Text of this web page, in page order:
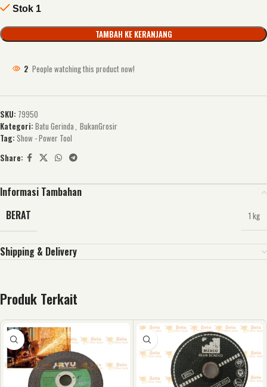
Stok 1
TAMBAH KE KERANJANG
2 People watching this product now!
SKU: 79950
Kategori: Batu Gerinda, BukanGrosir
Tag: Show - Power Tool
Share:
Informasi Tambahan
BERAT
1 kg
Shipping & Delivery
Produk Terkait